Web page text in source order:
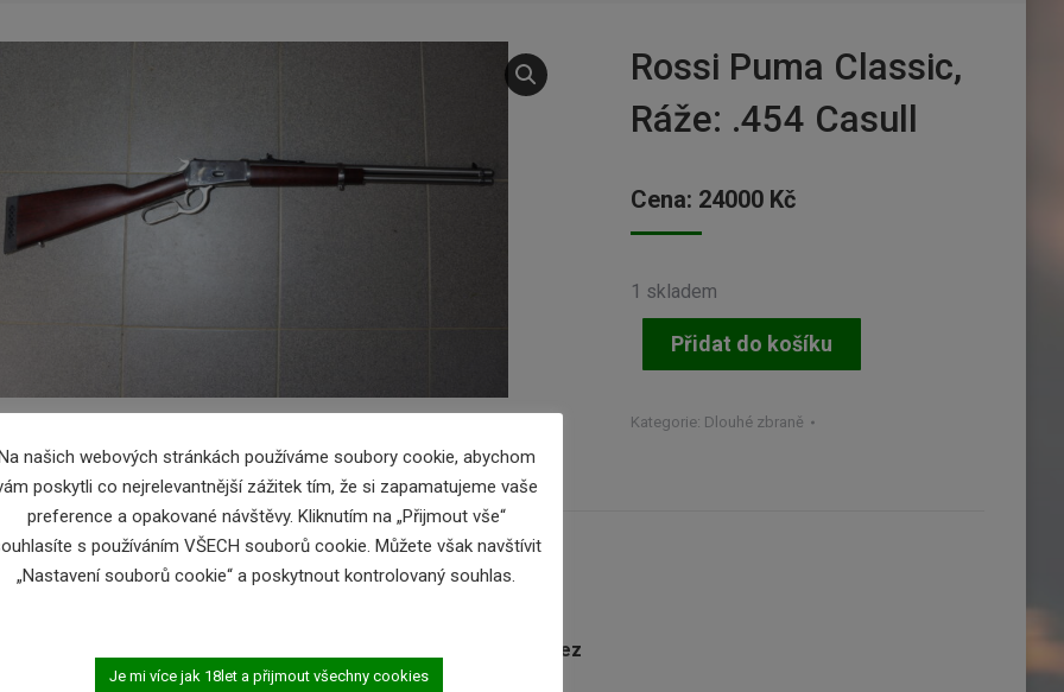
Rossi Puma Classic,
Ráže: .454 Casull
Cena: 24000 Kč
1 skladem
Přidat do košíku
Kategorie: Dlouhé zbraně
Puma Classic, Ráže: .454 Casull, hl.: 20″, 9 ran, mířidla, nerez
našich webových stránkách používáme soubory cookie, abychom
poskytli co nejrelevantnější zážitek tím, že si zapamatujeme vaše
preference a opakované návštěvy. Kliknutím na „Přijmout vše“
s používáním VŠECH souborů cookie. Můžete však navštívit
„Nastavení souborů cookie“ a poskytnout kontrolovaný souhlas.
Je mi více jak 18let a přijmout všechny cookies